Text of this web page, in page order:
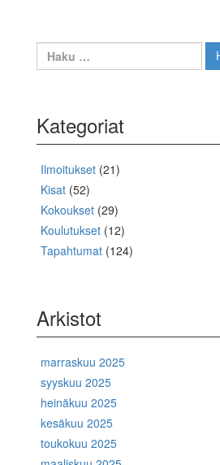
Haku:
Kategoriat
Ilmoitukset (21)
Kisat (52)
Kokoukset (29)
Koulutukset (12)
Tapahtumat (124)
Arkistot
marraskuu 2025
syyskuu 2025
heinäkuu 2025
kesäkuu 2025
toukokuu 2025